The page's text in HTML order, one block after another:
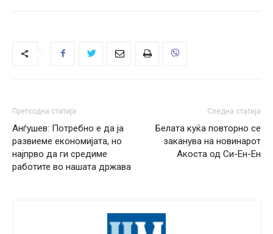
Претходна статија
Анѓушев: Потребно е да ја
развиеме економијата, но
најпрво да ги средиме
работите во нашата држава
Следна статија
Белата куќа повторно се
заканува на новинарот
Акоста од Си-Ен-Ен